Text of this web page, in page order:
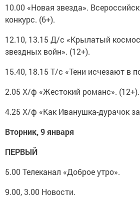
10.00 «Новая звезда».
конкурс. (6+).
12.10, 13.15 Д/с «Крылатый
звездных войн». (12+).
15.40, 18.15 Т/с «Тени исчезают в
2.05 Х/ф «Жестокий романс». (12+).
4.25 Х/ф «Как Иванушка-дурачок
Вторник, 9 января
ПЕРВЫЙ
5.00 Телеканал «Доброе утро».
9.00, 3.00 Новости.